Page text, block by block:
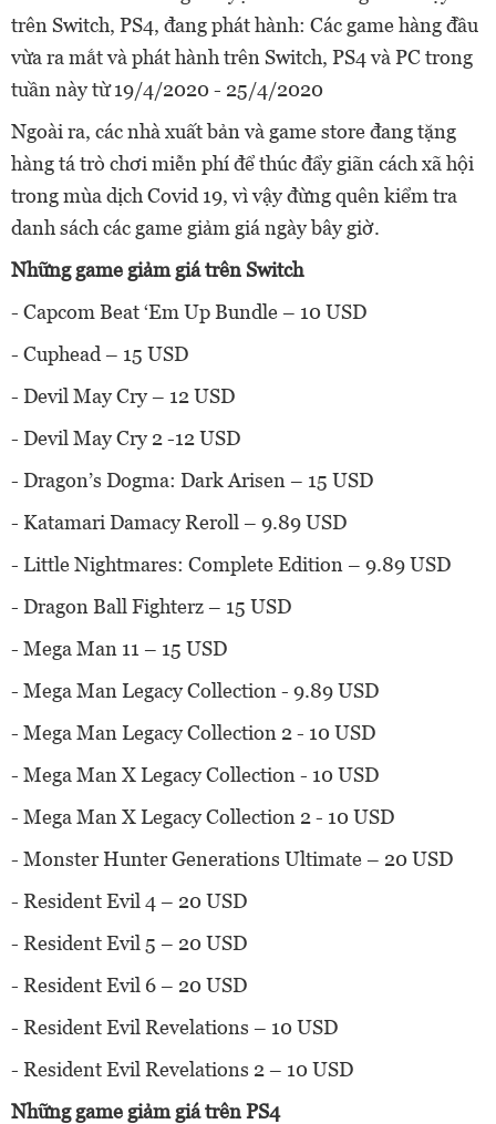
trên Switch, PS4, đang phát hành: Các game hàng đầu
vừa ra mắt và phát hành trên Switch, PS4 và PC trong
tuần này từ 19/4/2020 - 25/4/2020
Ngoài ra, các nhà xuất bản và game store đang tặng
hàng tá trò chơi miễn phí để thúc đẩy giãn cách xã hội
trong mùa dịch Covid 19, vì vậy đừng quên kiểm tra
danh sách các game giảm giá ngày bây giờ.
Những game giảm giá trên Switch
- Capcom Beat ‘Em Up Bundle – 10 USD
- Cuphead – 15 USD
- Devil May Cry – 12 USD
- Devil May Cry 2 -12 USD
- Dragon’s Dogma: Dark Arisen – 15 USD
- Katamari Damacy Reroll – 9.89 USD
- Little Nightmares: Complete Edition – 9.89 USD
- Dragon Ball Fighterz – 15 USD
- Mega Man 11 – 15 USD
- Mega Man Legacy Collection - 9.89 USD
- Mega Man Legacy Collection 2 - 10 USD
- Mega Man X Legacy Collection - 10 USD
- Mega Man X Legacy Collection 2 - 10 USD
- Monster Hunter Generations Ultimate – 20 USD
- Resident Evil 4 – 20 USD
- Resident Evil 5 – 20 USD
- Resident Evil 6 – 20 USD
- Resident Evil Revelations – 10 USD
- Resident Evil Revelations 2 – 10 USD
Những game giảm giá trên PS4